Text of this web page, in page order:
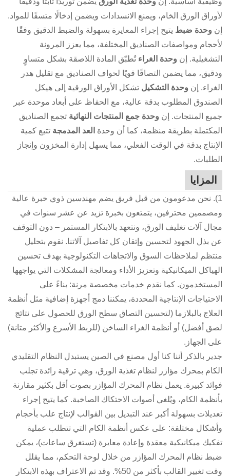
لأوراق الورق الخام، ويمنع الانسدادات ويضمن إدخالًا متسقًا للمواد.
إن وحدة ضبط يتيح إجراء المعايرة بسهولة والضبط الدقيق وفقًا
لأحجام ومواصفات الصناديق المختلفة، مما يعزز المرونة
التشغيلية. إن وحدة الغراءتُطبّق المادة اللاصقة بشكل متساوٍ
ودقيق، مما يضمن التصاقًا قويًا لحواف الصناديق مع تقليل هدر
الغراء. إن وحدة التشكيل تشكل الأوراق الورقية إلى هيكل
الصندوق المطلوب بدقة عالية، مع الحفاظ على أبعاد موحدة عبر
جميع المنتجات. إن وحدة جمع المنتجات النهائية تجمع الصناديق
المكتملة بطريقة منظمة، كما أن وحدة العد المدمجة تتبع كمية
الإنتاج بدقة في الوقت الفعلي، مما يسهل إدارة المخزون وإنجاز
الطلبات.
المزايا
1). نحن مدعومون من قبل فريق يضم مهندسين ذوي خبرة عالية
ومصممين محترفين، يتمتعون بخبرة تزيد عن عشر سنوات في
مجال آلات تغليف الورق، ونتعهد بالابتكار المستمر – دون التوقف
عن بذل الجهود لتحسين وإتقان كل تفاصيل آلاتنا. نقوم بتحليل
منتظم لملاحظات السوق والاتجاهات التكنولوجية بهدف تحسين
الهياكل الميكانيكية وتعزيز الأداء ومعالجة المشكلات التي يواجهها
المستخدمون. كما نقدم خدمات مخصصة مرنة: بناءً على
الاحتياجات الإنتاجية المحددة، يمكننا دمج أجهزة إضافية مثل أنظمة
العلاج بالبلازما (لتحسين التصاق سطح الورق للحصول على نتائج
لصق أفضل) أو أنظمة الغراء الساخن (للربط الأسرع والأكثر متانة)
على الجهاز.
جدير بالذكر أننا كنا أول مصنع في الصين يستبدل النظام التقليدي
الكام بمحرك مؤازر لنظام تغذية الورق، وهي ترقية رائدة تجلب
فوائد كبيرة. يعمل نظام المحرك المؤازر بصوت أقل بكثير مقارنة
بأنظمة الكام، ويُلغي أصوات الاحتكاك الصاخبة. كما يتيح إجراء
تعديلات بسهولة أكبر عند التبديل بين القوالب لإنتاج علب بأحجام
وأشكال مختلفة: على عكس أنظمة الكام التي تتطلب عملية
تفكيك ميكانيكية معقدة وإعادة معايرة (تستغرق ساعات)، يمكن
ضبط نظام المحرك المؤازر من خلال لوحة التحكم، مما يقلل
وقت تغيير القالب بأكثر من 50%. وقد تم الاعتراف بهذه الابتكار